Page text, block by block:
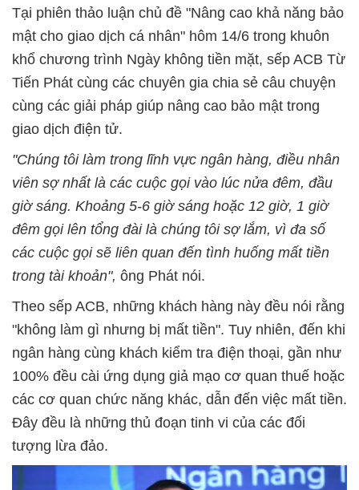
Tại phiên thảo luận chủ đề "Nâng cao khả năng bảo
mật cho giao dịch cá nhân" hôm 14/6 trong khuôn
khổ chương trình Ngày không tiền mặt, sếp ACB Từ
Tiến Phát cùng các chuyên gia chia sẻ câu chuyện
cùng các giải pháp giúp nâng cao bảo mật trong
giao dịch điện tử.
"Chúng tôi làm trong lĩnh vực ngân hàng, điều nhân
viên sợ nhất là các cuộc gọi vào lúc nửa đêm, đầu
giờ sáng. Khoảng 5-6 giờ sáng hoặc 12 giờ, 1 giờ
đêm gọi lên tổng đài là chúng tôi sợ lắm, vì đa số
các cuộc gọi sẽ liên quan đến tình huống mất tiền
trong tài khoản", ông Phát nói.
Theo sếp ACB, những khách hàng này đều nói rằng
"không làm gì nhưng bị mất tiền". Tuy nhiên, đến khi
ngân hàng cùng khách kiểm tra điện thoại, gần như
100% đều cài ứng dụng giả mạo cơ quan thuế hoặc
các cơ quan chức năng khác, dẫn đến việc mất tiền.
Đây đều là những thủ đoạn tinh vi của các đối
tượng lừa đảo.